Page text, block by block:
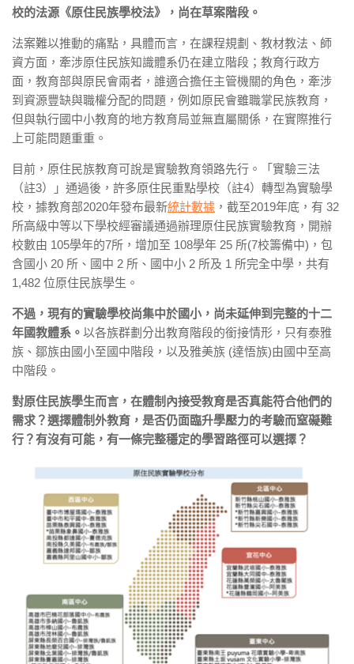
校的法源《原住民族學校法》，尚在草案階段。
法案難以推動的痛點，具體而言，在課程規劃、教材教法、師
資方面，牽涉原住民族知識體系仍在建立階段；教育行政方
面，教育部與原民會兩者，誰適合擔任主管機關的角色，牽涉
到資源豐缺與職權分配的問題，例如原民會雖職掌民族教育，
但與執行國中小教育的地方教育局並無直屬關係，在實際推行
上可能問題重重。
目前，原住民族教育可說是實驗教育領路先行。「實驗三法
（註3）」通過後，許多原住民重點學校（註4）轉型為實驗學
校，據教育部2020年發布最新統計數據 ，截至2019年底，有 32
所高級中等以下學校經審議通過辦理原住民族實驗教育，開辦
校數由 105學年的7所，增加至 108學年 25 所(7校籌備中)，包
含國小 20 所、國中 2 所、國中小 2 所及 1 所完全中學，共有
1,482 位原住民族學生。
不過，現有的實驗學校尚集中於國小，尚未延伸到完整的十二
年國教體系。 以各族群劃分出教育階段的銜接情形，只有泰雅
族、鄒族由國小至國中階段，以及雅美族 (達悟族)由國中至高
中階段。
對原住民族學生而言，在體制內接受教育是否真能符合他們的
需求？選擇體制外教育，是否仍面臨升學壓力的考驗而窒礙難
行？有沒有可能，有一條完整穩定的學習路徑可以選擇？